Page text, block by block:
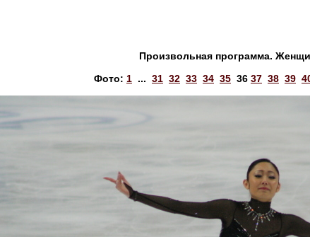
Произвольная программа.
Фото: 1 ... 31 32 33 34 35 36 37 38 39